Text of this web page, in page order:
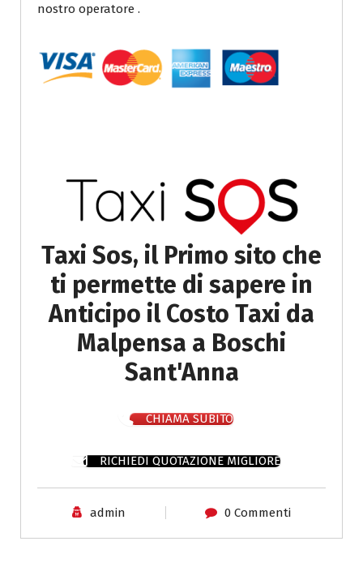
nostro operatore .
Taxi Sos, il Primo sito che
ti permette di sapere in
Anticipo il Costo Taxi da
Malpensa a Boschi
Sant'Anna
CHIAMA SUBITO
RICHIEDI QUOTAZIONE MIGLIORE
admin 0 Commenti